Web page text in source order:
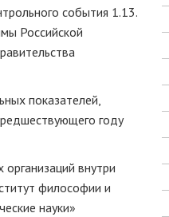
события 1.13.
Российской
показателей,
году
внутри
философии и
науки»